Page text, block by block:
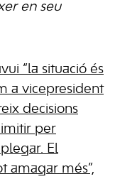
en seu
“la situació és
a vicepresident
decisions
per
El
amagar més”,